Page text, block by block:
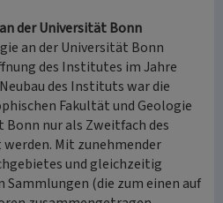
der Universität Bonn
an der Universität Bonn
des Institutes im Jahre
des Instituts war die
Fakultät und Geologie
nur als Zweitfach des
Mit zunehmender
und gleichzeitig
(die zum einen auf